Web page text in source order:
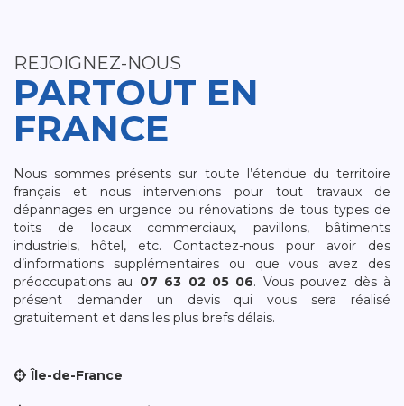
REJOIGNEZ-NOUS
PARTOUT EN
FRANCE
Nous sommes présents sur toute l’étendue du territoire
français et nous intervenions pour tout travaux de
dépannages en urgence ou rénovations de tous types de
toits de locaux commerciaux, pavillons, bâtiments
industriels, hôtel, etc. Contactez-nous pour avoir des
d’informations supplémentaires ou que vous avez des
préoccupations au 07 63 02 05 06. Vous pouvez dès à
présent demander un devis qui vous sera réalisé
gratuitement et dans les plus brefs délais.
Île-de-France